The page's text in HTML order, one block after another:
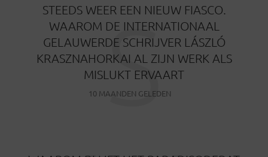
STEEDS WEER EEN NIEUW FIASCO.
WAAROM DE INTERNATIONAAL
GELAUWERDE SCHRIJVER LÁSZLÓ
KRASZNAHORKAI AL ZIJN WERK ALS
MISLUKT ERVAART
10 MAANDEN GELEDEN
S